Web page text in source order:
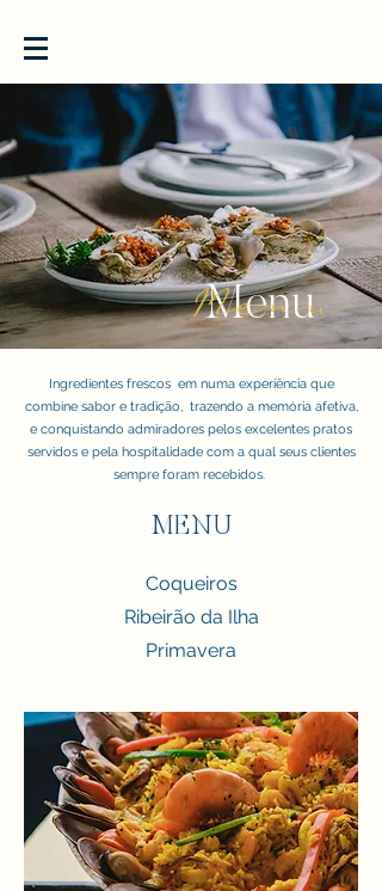
Menu
Menu
Ingredientes frescos em numa experiência que
combine sabor e tradição, trazendo a memória afetiva,
e conquistando admiradores pelos excelentes pratos
servidos e pela hospitalidade com a qual seus clientes
sempre foram recebidos.
Eventos
MENU
Coqueiros
Ribeirão da Ilha
Primavera